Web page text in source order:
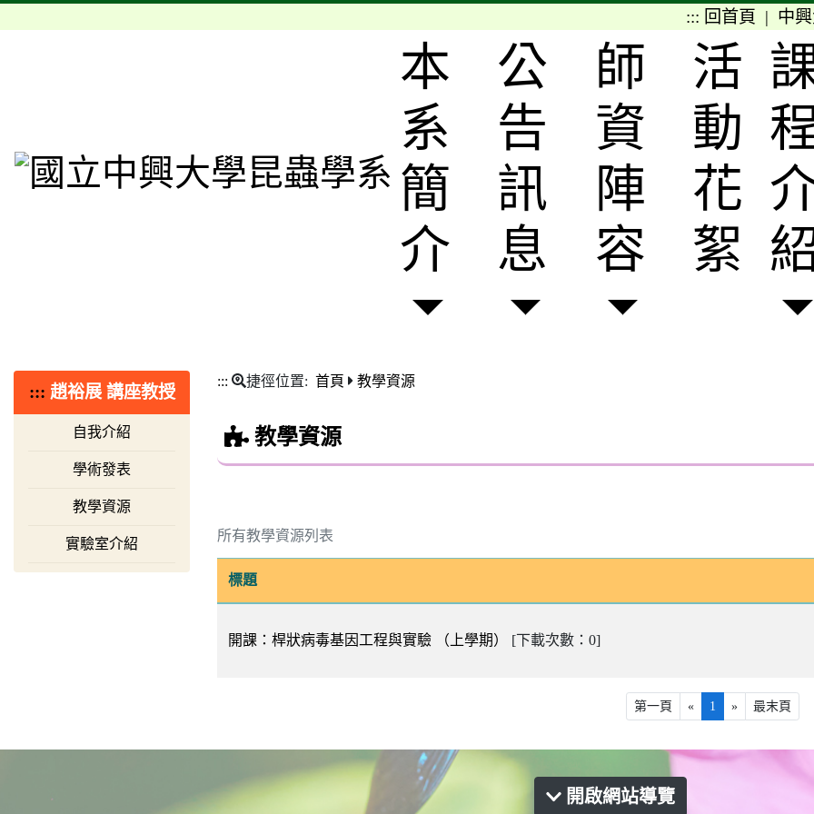
::: 回首頁 | 中
本
系
簡
介
公
告
訊
息
師
資
陣
容
活
動
花
絮
::: 趙裕展 講座教授
自我介紹
學術發表
教學資源
實驗室介紹
::: 捷徑位置: 首頁 教學資源
教學資源
所有教學資源列表
標題
開課：桿狀病毒基因工程與實驗 （上學期） [下載次數： 0]
第一頁 « 1 » 最末頁
開啟網站導覽